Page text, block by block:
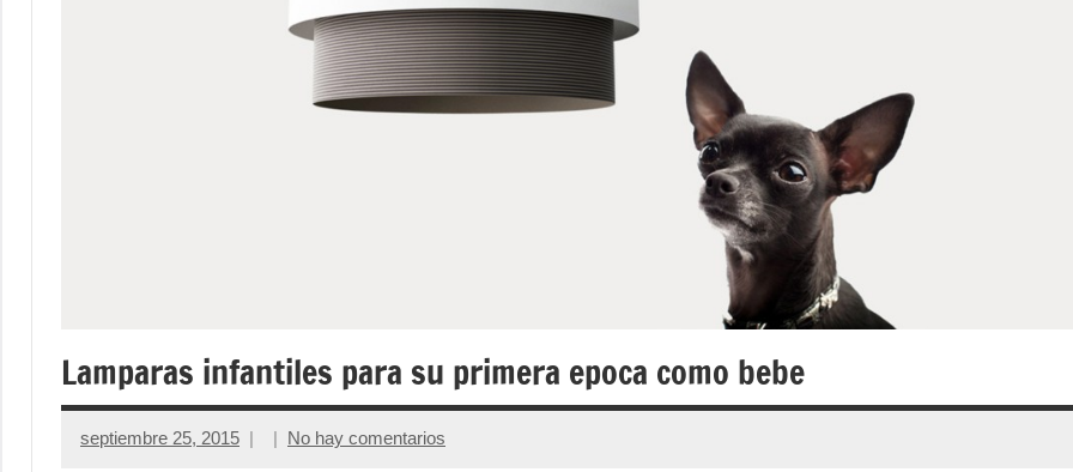
Lamparas infantiles para su primera epoca como bebe
septiembre 25, 2015 No hay comentarios